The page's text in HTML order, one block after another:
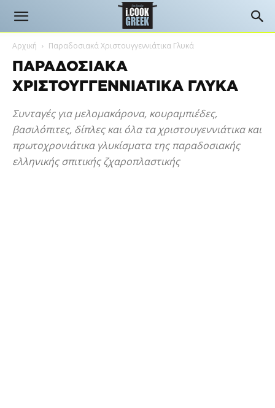
Αρχική Παραδοσιακά Χριστουγγεννιάτικα Γλυκά
ΠΑΡΑΔΟΣΙΑΚΆ
ΧΡΙΣΤΟΥΓΓΕΝΝΙΆΤΙΚΑ ΓΛΥΚΆ
Συνταγές για μελομακάρονα, κουραμπιέδες,
βασιλόπιτες, δίπλες και όλα τα χριστουγεννιάτικα και
πρωτοχρονιάτικα γλυκίσματα της παραδοσιακής
ελληνικής σπιτικής ζχαροπλαστικής